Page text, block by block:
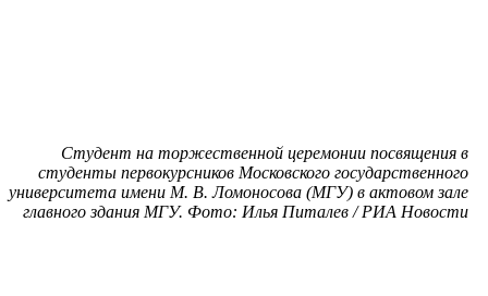
Студент на торжественной церемонии посвящения в
студенты первокурсников Московского государственного
университета имени М. В. Ломоносова (МГУ) в актовом зале
главного здания МГУ. Фото: Илья Питалев / РИА Новости